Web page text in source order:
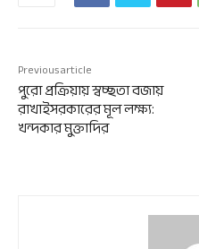
Previous article
পুরো প্রক্রিয়ায় স্বচ্ছতা বজায়
রাখাইসরকারের মূল লক্ষ্য:
খন্দকার মুক্তাদির